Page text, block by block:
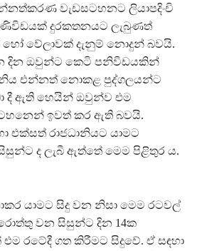
වැඩසටහනට ලියාපදිංචි
දුරකතනයට ලැබුණත්
වේලාවක් දැනුම් නොදුන් බවයි.
දින ඔවුන්ට කෙටි පනිවිඩයකින්
එන්නත් නොකළ පුද්ගලයන්ට
දී ඇති හෙයින් ඔවුන්ව එම
ඉවත් කර ඇති බවයි.
එක්සත් රාජධානියට යාමට
ද ලැබී ඇත්තේ මෙම පිළිතුර ය.
යාමට සිදු වන නිසා මෙම රටවල්
වන සිසුන්ට දින 14ක
රටේදී ගත කිරීමට සිදුවේ. ඒ සඳහා